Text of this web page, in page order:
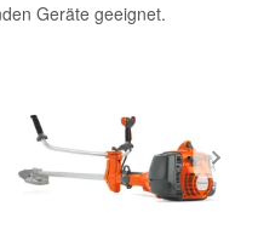
Geräte geeignet.